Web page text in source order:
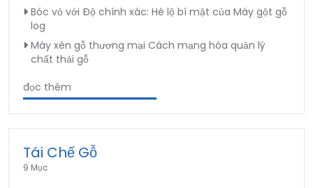
Bóc vỏ với Độ chính xác: Hé lộ bí mật của Máy gột gỗ
log
Máy xén gỗ thương mại Cách mạng hóa quản lý
chất thải gỗ
đọc thêm
Tái Chế Gỗ
9 Mục